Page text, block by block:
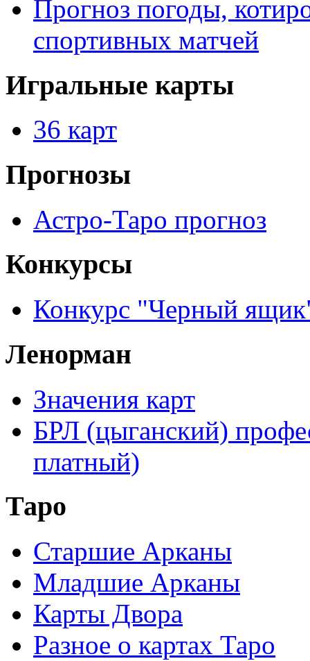
Прогноз погоды,
спортивных матчей
Игральные карты
36 карт
Прогнозы
Астро-Таро прогноз
Конкурсы
Конкурс "Черный
Ленорман
Значения карт
БРЛ (цыганский)
платный)
Таро
Старшие Арканы
Младшие Арканы
Карты Двора
Разное о картах Таро